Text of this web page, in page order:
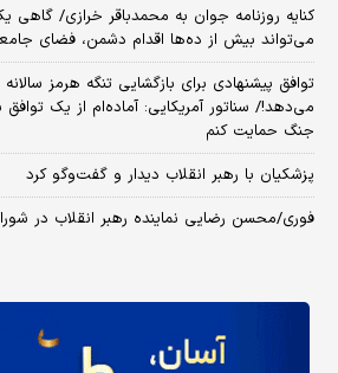
کنایه روزنامه جوان به محمدباقر خرازی/
می‌تواند بیش از ده‌ها اقدام دشمن، فضای
می‌دهد!/ سناتور آمریکایی: آماده‌ام از یک توافق
جنگ حمایت کنم
پزشکیان با رهبر انقلاب دیدار و گفت‌وگو کرد
فوری/محسن رضایی نماینده رهبر انقلاب در